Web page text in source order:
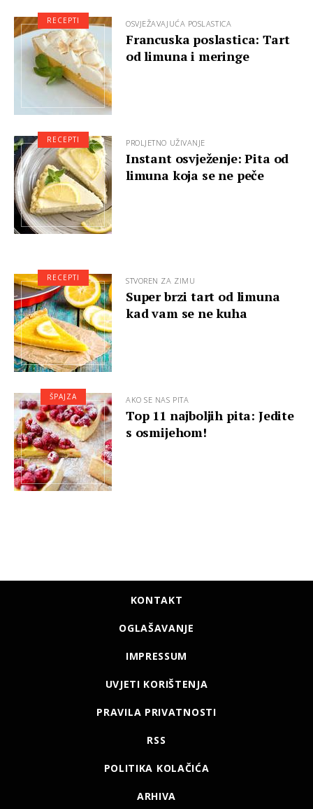
OSVJEŽAVAJUĆA POSLASTICA
Francuska poslastica: Tart
od limuna i meringe
RECEPTI
PROLJETNO UŽIVANJE
Instant osvježenje: Pita od
limuna koja se ne peče
RECEPTI
STVOREN ZA ZIMU
Super brzi tart od limuna
kad vam se ne kuha
RECEPTI
AKO SE NAS PITA
Top 11 najboljih pita: Jedite
s osmijehom!
ŠPAJZA
KONTAKT
OGLAŠAVANJE
IMPRESSUM
UVJETI KORIŠTENJA
PRAVILA PRIVATNOSTI
RSS
POLITIKA KOLAČIĆA
ARHIVA